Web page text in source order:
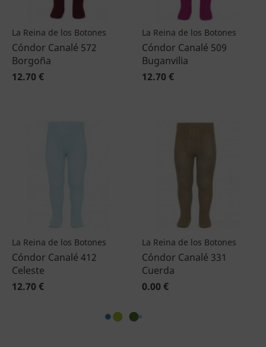
La Reina de los Botones
Cóndor Canalé 572
Borgoña
12.70 €
La Reina de los Botones
Cóndor Canalé 509
Buganvilia
12.70 €
La Reina de los Botones
Cóndor Canalé 412
Celeste
12.70 €
La Reina de los Botones
Cóndor Canalé 331
Cuerda
0.00 €